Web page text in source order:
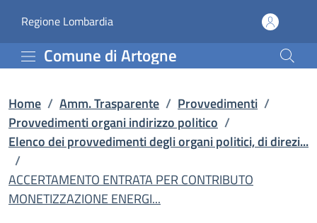
ACCERTAMENTO
Regione Lombardia(apre in un'altra scheda).
Comune di Artogne
Home / Amm. Trasparente / Provvedimenti /
Provvedimenti organi indirizzo politico /
Elenco dei provvedimenti degli organi politici, di direzi...
/
ACCERTAMENTO ENTRATA PER CONTRIBUTO
MONETIZZAZIONE ENERGI...